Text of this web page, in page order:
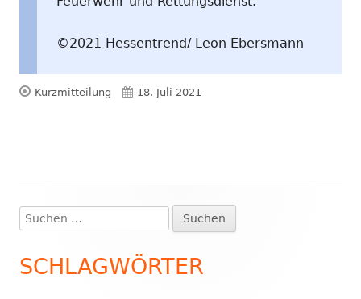
©2021 Hessentrend/ Leon Ebersmann
Format
Kurzmitteilung Veröffentlicht
18. Juli 2021
Haupt-
Seitenleiste
Suchen
nach:
SCHLAGWÖRTER